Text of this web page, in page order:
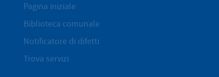
Pagina iniziale
Biblioteca comunale
Notificatore di difetti
Trova servizi